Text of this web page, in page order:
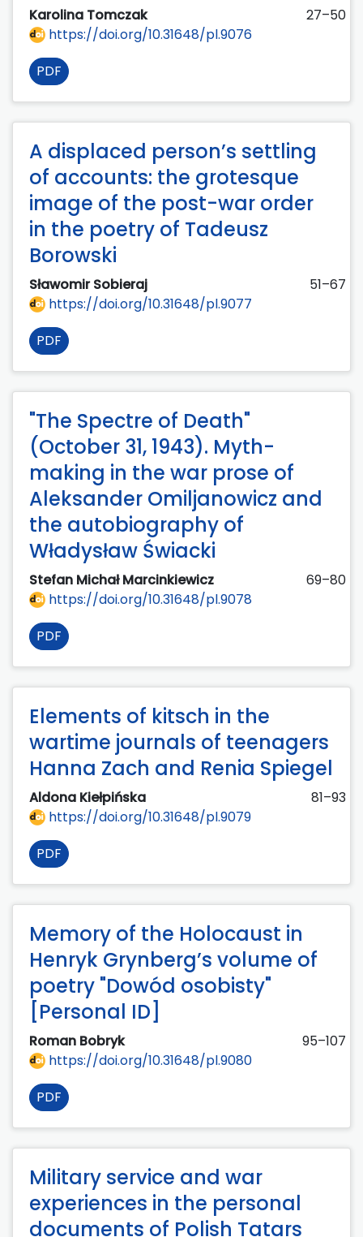
Karolina Tomczak
27–50
https://doi.org/10.31648/pl.9076
PDF
A displaced person’s settling
of accounts: the grotesque
image of the post-war order
in the poetry of Tadeusz
Borowski
Sławomir Sobieraj
51–67
https://doi.org/10.31648/pl.9077
PDF
"The Spectre of Death"
(October 31, 1943). Myth-
making in the war prose of
Aleksander Omiljanowicz and
the autobiography of
Władysław Świacki
Stefan Michał Marcinkiewicz
69–80
https://doi.org/10.31648/pl.9078
PDF
Elements of kitsch in the
wartime journals of teenagers
Hanna Zach and Renia Spiegel
Aldona Kiełpińska
81–93
https://doi.org/10.31648/pl.9079
PDF
Memory of the Holocaust in
Henryk Grynberg’s volume of
poetry "Dowód osobisty"
[Personal ID]
Roman Bobryk
95–107
https://doi.org/10.31648/pl.9080
PDF
Military service and war
experiences in the personal
documents of Polish Tatars